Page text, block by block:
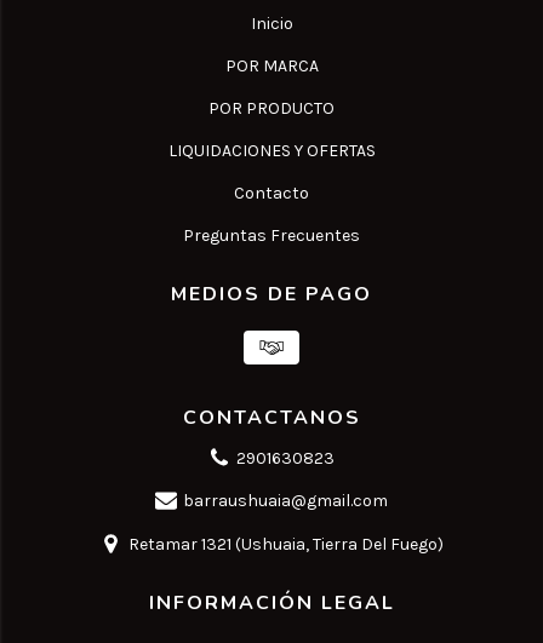
Inicio
POR MARCA
POR PRODUCTO
LIQUIDACIONES Y OFERTAS
Contacto
Preguntas Frecuentes
MEDIOS DE PAGO
CONTACTANOS
2901630823
barraushuaia@gmail.com
Retamar 1321 (Ushuaia, Tierra Del Fuego)
INFORMACIÓN LEGAL